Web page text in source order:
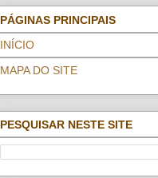
PÁGINAS PRINCIPAIS
INÍCIO
MAPA DO SITE
PESQUISAR NESTE SITE